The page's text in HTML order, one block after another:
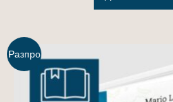
Разпро